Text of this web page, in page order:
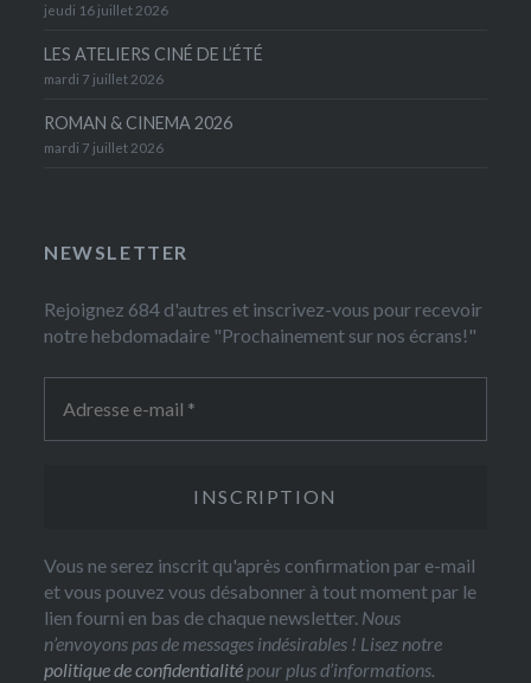
jeudi 16 juillet 2026
LES ATELIERS CINÉ DE L’ÉTÉ
mardi 7 juillet 2026
ROMAN & CINEMA 2026
mardi 7 juillet 2026
NEWSLETTER
Rejoignez 684 d'autres et inscrivez-vous pour recevoir
notre hebdomadaire "Prochainement sur nos écrans!"
Vous ne serez inscrit qu'après confirmation par e-mail
et vous pouvez vous désabonner à tout moment par le
lien fourni en bas de chaque newsletter. Nous
n’envoyons pas de messages indésirables ! Lisez notre
politique de confidentialité pour plus d’informations.